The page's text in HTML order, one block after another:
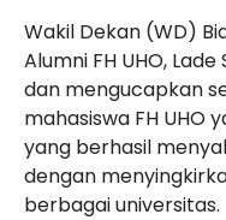
Wakil Dekan (WD)
Alumni FH UHO, Lade
dan mengucapkan
mahasiswa FH UHO
yang berhasil
dengan
berbagai universitas.